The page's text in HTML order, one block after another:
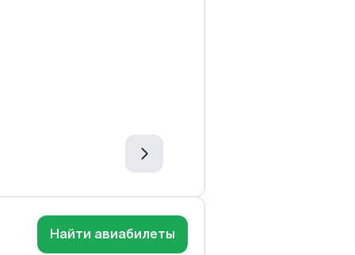
Найти авиабилеты